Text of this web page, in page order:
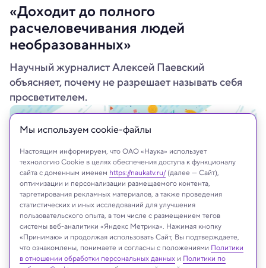
«Доходит до полного
расчеловечивания людей
необразованных»
Научный журналист Алексей Паевский
объясняет, почему не разрешает называть себя
просветителем.
Мы используем сookie-файлы
Настоящим информируем, что ОАО «Наука» использует
технологию Cookie в целях обеспечения доступа к функционалу
сайта с доменным именем https://naukatv.ru/(далее — Сайт),
оптимизации и персонализации размещаемого контента,
таргетирования рекламных материалов, а также проведения
статистических и иных исследований для улучшения
пользовательского опыта, в том числе с размещением тегов
системы веб-аналитики «Яндекс Метрика». Нажимая кнопку
«Принимаю» и продолжая использовать Сайт, Вы подтверждаете,
что ознакомлены, понимаете и согласны с положениями Политики
в отношении обработки персональных данных и Политики по